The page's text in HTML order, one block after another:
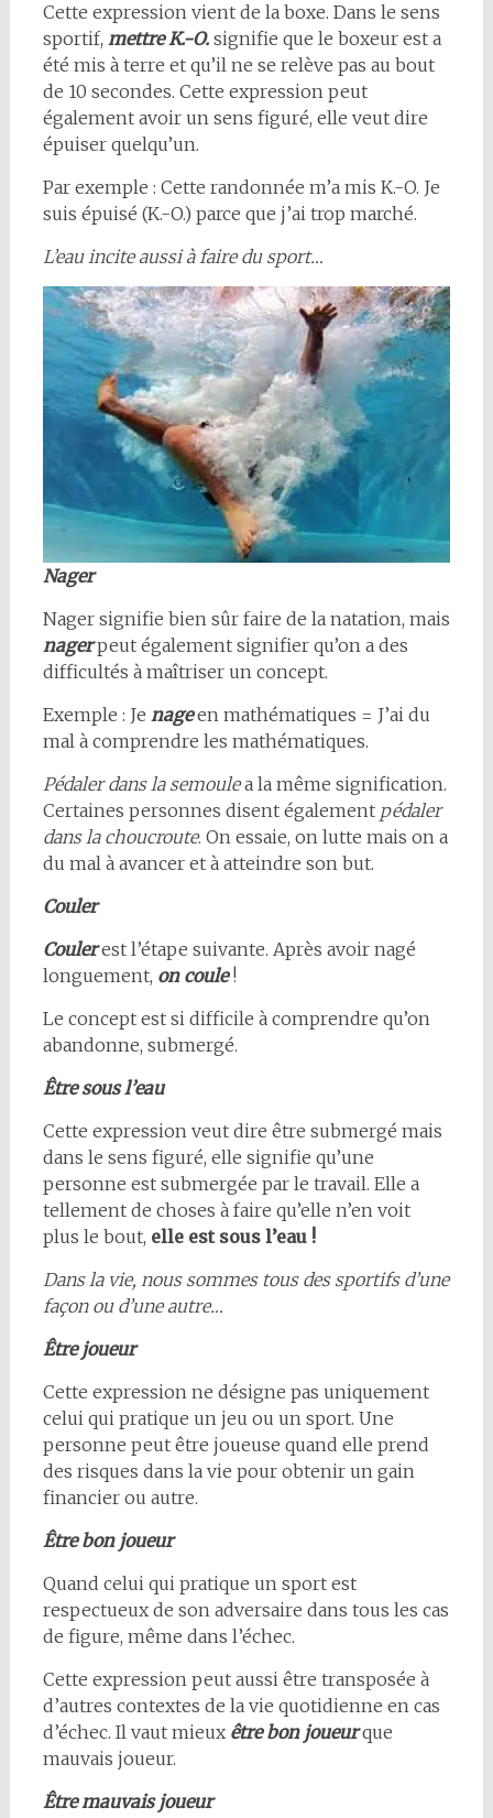
Cette expression vient de la boxe. Dans le sens
sportif, mettre K.-O.signifie que le boxeur est a
été mis à terre et qu’il ne se relève pas au bout
de 10 secondes. Cette expression peut
également avoir un sens figuré, elle veut dire
épuiser quelqu’un.
Par exemple : Cette randonnée m’a mis K.-O. Je
suis épuisé (K.-O.) parce que j’ai trop marché.
L’eau incite aussi à faire du sport…
Nager
Nager signifie bien sûr faire de la natation, mais
nagerpeut également signifier qu’on a des
difficultés à maîtriser un concept.
Exemple : Je nageen mathématiques = J’ai du
mal à comprendre les mathématiques.
Pédaler dans la semoulea la même signification.
Certaines personnes disent également pédaler
dans la choucroute. On essaie, on lutte mais on a
du mal à avancer et à atteindre son but.
Couler
Coulerest l’étape suivante. Après avoir nagé
longuement, on coule!
Le concept est si difficile à comprendre qu’on
abandonne, submergé.
Être sous l’eau
Cette expression veut dire être submergé mais
dans le sens figuré, elle signifie qu’une
personne est submergée par le travail. Elle a
tellement de choses à faire qu’elle n’en voit
plus le bout, elle est sous l’eau !
Dans la vie, nous sommes tous des sportifs d’une
façon ou d’une autre…
Être joueur
Cette expression ne désigne pas uniquement
celui qui pratique un jeu ou un sport. Une
personne peut être joueuse quand elle prend
des risques dans la vie pour obtenir un gain
financier ou autre.
Être bon joueur
Quand celui qui pratique un sport est
respectueux de son adversaire dans tous les cas
de figure, même dans l’échec.
Cette expression peut aussi être transposée à
d’autres contextes de la vie quotidienne en cas
d’échec. Il vaut mieux être bon joueurque
mauvais joueur.
Être mauvais joueur